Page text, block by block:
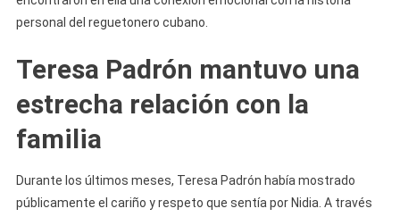
personal del reguetonero cubano.
Teresa Padrón mantuvo una
estrecha relación con la
familia
Durante los últimos meses, Teresa Padrón había mostrado
públicamente el cariño y respeto que sentía por Nidia. A través